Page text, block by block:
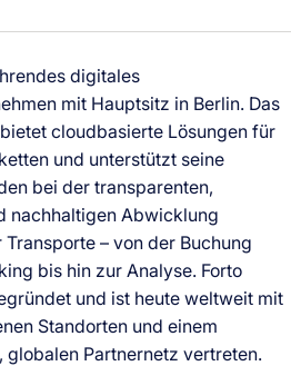
digitales
mit Hauptsitz in Berlin. Das
cloudbasierte Lösungen für
und unterstützt seine
bei der transparenten,
nachhaltigen Abwicklung
– von der Buchung
bis hin zur Analyse. Forto
und ist heute weltweit mit
Standorten und einem
globalen Partnernetz vertreten.